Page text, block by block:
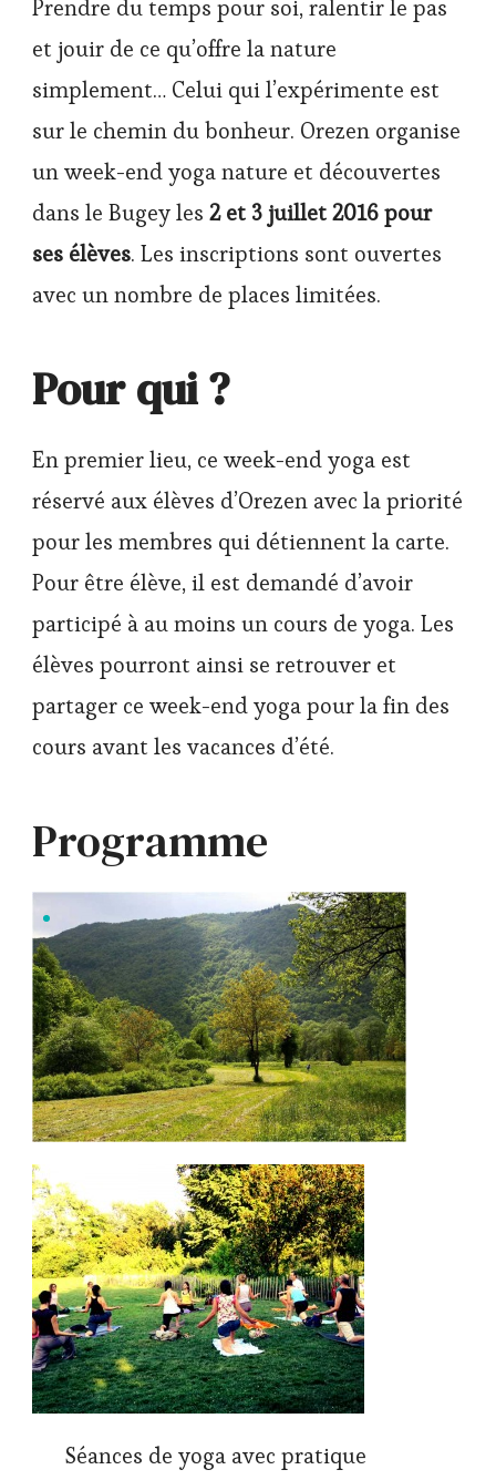
yoga
nature
et
cet
été
Prendre du temps pour soi, ralentir le pas
et jouir de ce qu’offre la nature
simplement… Celui qui l’expérimente est
sur le chemin du bonheur. Orezen organise
un week-end yoga nature et découvertes
dans le Bugey les 2 et 3 juillet 2016 pour
ses élèves. Les inscriptions sont ouvertes
avec un nombre de places limitées.
Pour qui ?
En premier lieu, ce week-end yoga est
réservé aux élèves d’Orezen avec la priorité
pour les membres qui détiennent la carte.
Pour être élève, il est demandé d’avoir
participé à au moins un cours de yoga. Les
élèves pourront ainsi se retrouver et
partager ce week-end yoga pour la fin des
cours avant les vacances d’été.
Programme
Séances de yoga avec pratique